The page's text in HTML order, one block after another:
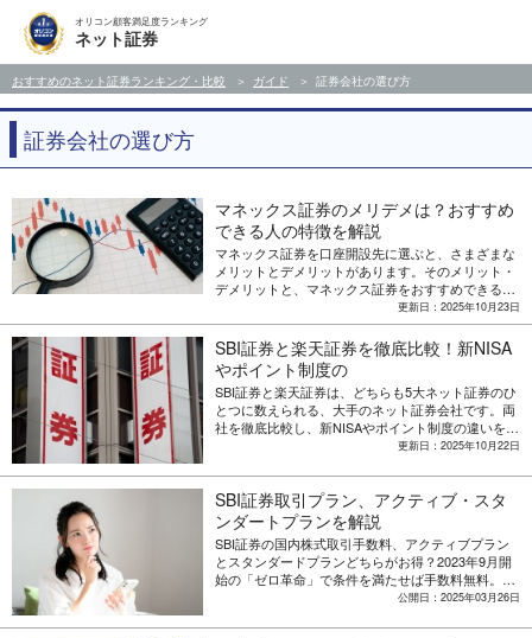
オリコン顧客満足度ランキング
ネット証券
おすすめのネット証券ランキング・比較 ガイド 証券会社の選び方
証券会社の選び方
マネックス証券のメリデメは？おすすめ
できる人の特徴を解説
マネックス証券を口座開設先に選ぶと、さまざまな
メリットとデメリットがあります。そのメリット・
デメリットと、マネックス証券をおすすめできる人
更新日：2025年10月23日
SBI証券と楽天証券を徹底比較！新NISA
やポイント制度の
SBI証券と楽天証券は、どちらも5大ネット証券のひ
とつに数えられる、大手のネット証券会社です。両
社を徹底比較し、新NISAやポイント制度の違いを解
更新日：2025年10月22日
SBI証券取引プラン、アクティブ・スタ
ンダートプランを解説
SBI証券の国内株式取引手数料、アクティブプラン
とスタンダードプランどちらがお得？2023年9月開
始の「ゼロ革命」で条件を満たせば手数料無料。自
分の投資スタイルに合った取引プランの選び方と注
公開日：2025年03月26日